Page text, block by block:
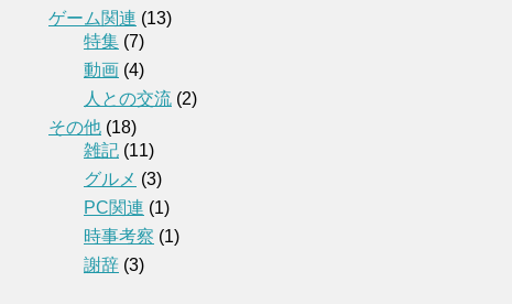
ゲーム関連 (13)
特集 (7)
動画 (4)
人との交流 (2)
その他 (18)
雑記 (11)
グルメ (3)
PC関連 (1)
時事考察 (1)
謝辞 (3)